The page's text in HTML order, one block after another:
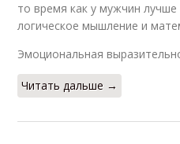
то время как у мужчин
логическое мышление и
Эмоциональная
Читать дальше →